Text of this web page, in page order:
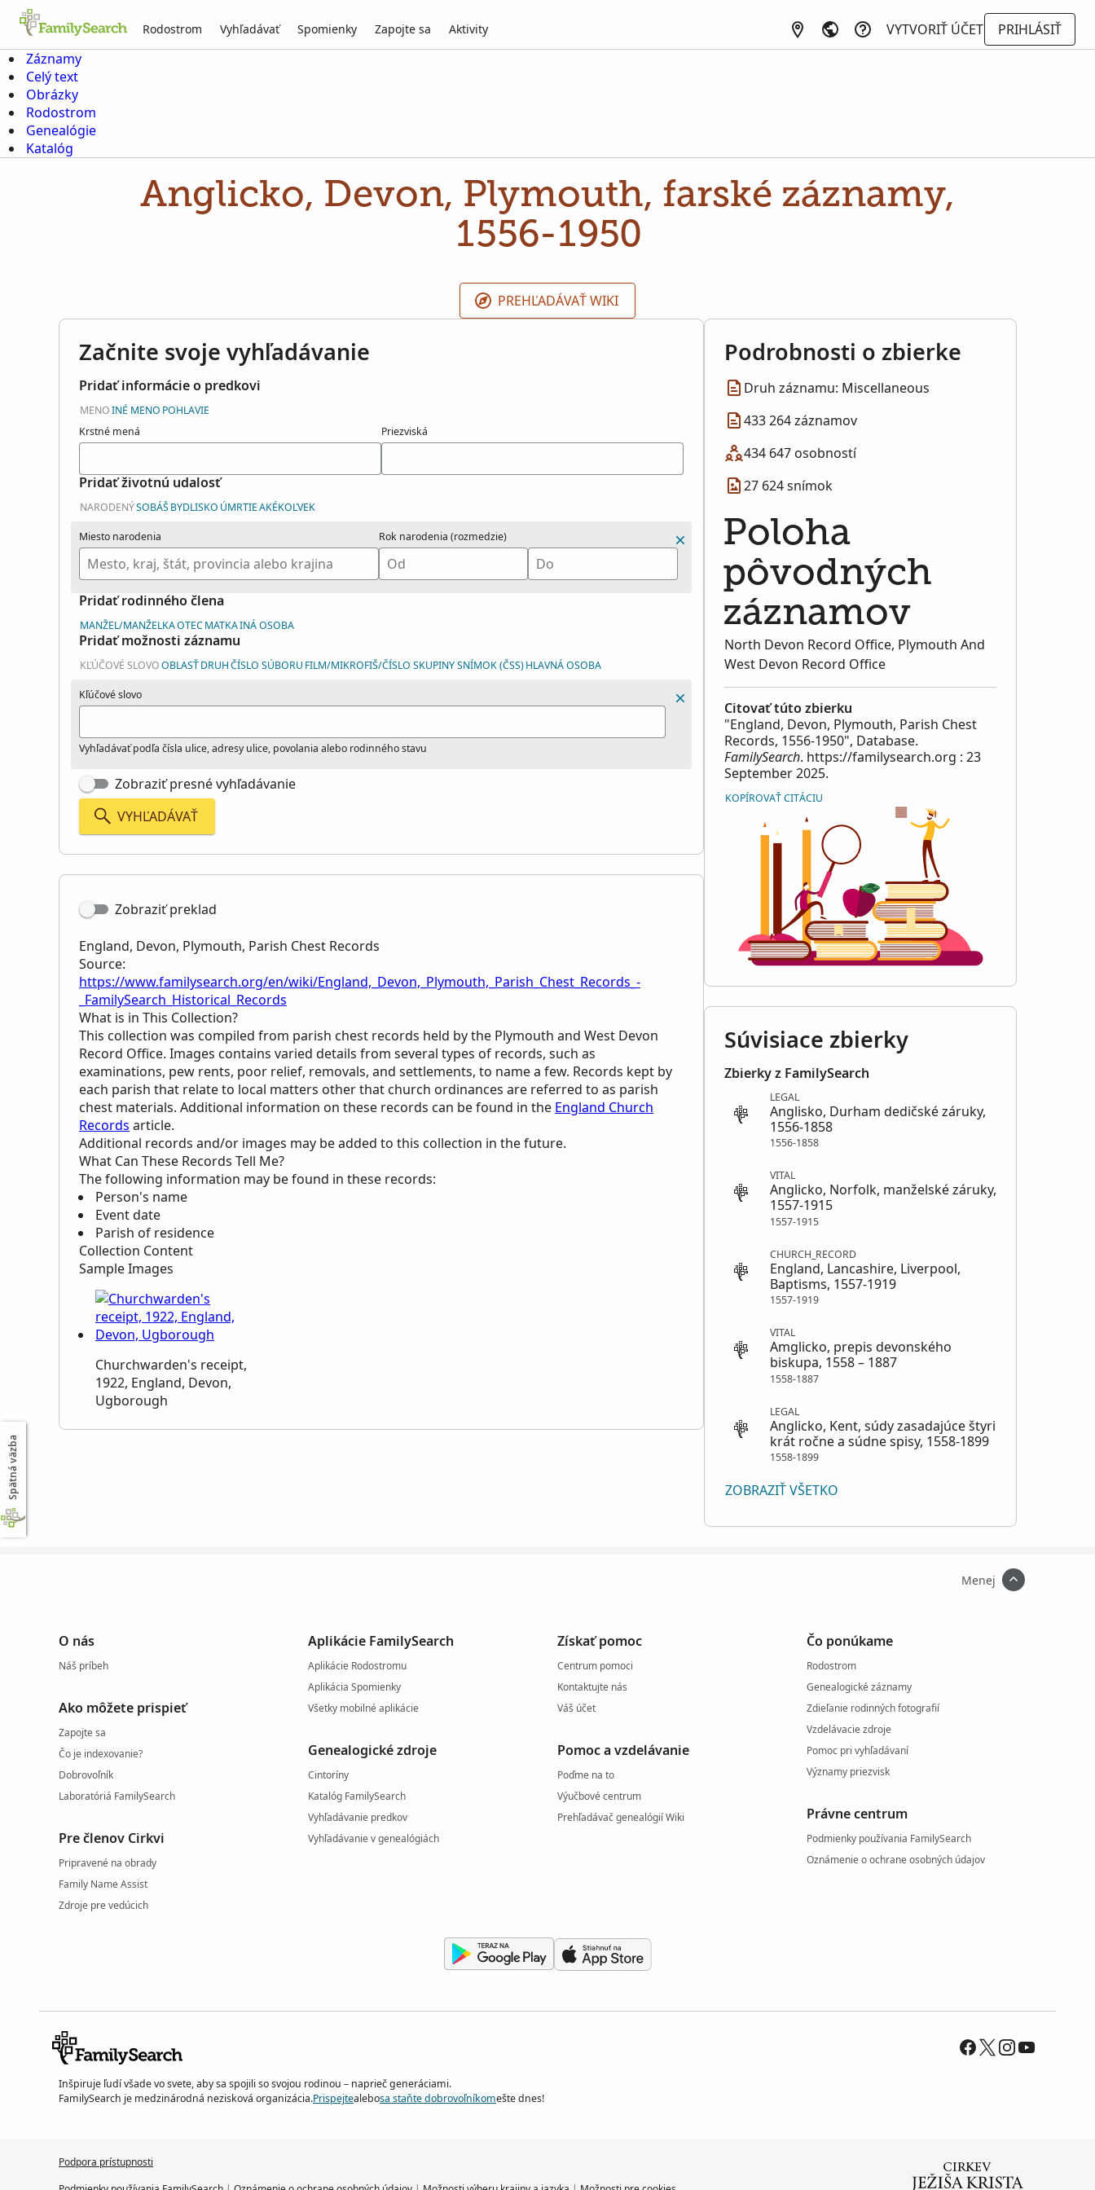
Rodostrom Vyhľadávať Spomienky Zapojte sa Aktivity VYTVORIŤ ÚČET
PRIHLÁSIŤ
Záznamy
Celý text
Obrázky
Rodostrom
Genealógie
Katalóg
Anglicko, Devon, Plymouth, farské záznamy,
1556-1950
PREHĽADÁVAŤ WIKI
Začnite svoje vyhľadávanie
Pridať informácie o predkovi
MENOINÉ MENO POHLAVIE
Krstné mená
Priezviská
Pridať životnú udalosť
NARODENÝSOBÁŠBYDLISKO ÚMRTIEAKÉKOĽVEK
Miesto narodenia Rok narodenia (rozmedzie)
Pridať rodinného člena
MANŽEL/MANŽELKAOTECMATKAINÁ OSOBA
Pridať možnosti záznamu
KĽÚČOVÉ SLOVOOBLASŤDRUHČÍSLO SÚBORU FILM/MIKROFIŠ/ČÍSLO SKUPINY SNÍMOK (ČSS)HLAVNÁ OSOBA
Kľúčové slovo
Vyhľadávať podľa čísla ulice, adresy ulice, povolania alebo rodinného stavu
Zobraziť presné vyhľadávanie
VYHĽADÁVAŤ
Zobraziť preklad
England, Devon, Plymouth, Parish Chest Records
Source:
https://www.familysearch.org/en/wiki/England,_Devon,_Plymouth,_Parish_Chest_Records_-
_FamilySearch_Historical_Records
What is in This Collection?
This collection was compiled from parish chest records held by the Plymouth and West Devon
Record Office. Images contains varied details from several types of records, such as
examinations, pew rents, poor relief, removals, and settlements, to name a few. Records kept by
each parish that relate to local matters other that church ordinances are referred to as parish
chest materials. Additional information on these records can be found in the England Church
Records article.
Additional records and/or images may be added to this collection in the future.
What Can These Records Tell Me?
The following information may be found in these records:
Person's name
Event date
Parish of residence
Collection Content
Sample Images
Churchwarden's receipt,
1922, England, Devon,
Ugborough
Podrobnosti o zbierke
Druh záznamu: Miscellaneous
433 264 záznamov
434 647 osobností
27 624 snímok
Poloha
pôvodných
záznamov
North Devon Record Office, Plymouth And
West Devon Record Office
Citovať túto zbierku
"England, Devon, Plymouth, Parish Chest
Records, 1556-1950", Database.
FamilySearch. https://familysearch.org : 23
September 2025.
KOPÍROVAŤ CITÁCIU
Súvisiace zbierky
Zbierky z FamilySearch
LEGAL
Anglisko, Durham dedičské záruky,
1556-1858
1556-1858
VITAL
Anglicko, Norfolk, manželské záruky,
1557-1915
1557-1915
CHURCH_RECORD
England, Lancashire, Liverpool,
Baptisms, 1557-1919
1557-1919
VITAL
Amglicko, prepis devonského
biskupa, 1558 – 1887
1558-1887
LEGAL
Anglicko, Kent, súdy zasadajúce štyri
krát ročne a súdne spisy, 1558-1899
1558-1899
ZOBRAZIŤ VŠETKO
Menej
O nás
Náš príbeh
Ako môžete prispieť
Zapojte sa
Čo je indexovanie?
Dobrovoľník
Laboratóriá FamilySearch
Pre členov Cirkvi
Pripravené na obrady
Family Name Assist
Zdroje pre vedúcich
Aplikácie FamilySearch
Aplikácie Rodostromu
Aplikácia Spomienky
Všetky mobilné aplikácie
Genealogické zdroje
Cintoríny
Katalóg FamilySearch
Vyhľadávanie predkov
Vyhľadávanie v genealógiách
Získať pomoc
Centrum pomoci
Kontaktujte nás
Váš účet
Pomoc a vzdelávanie
Poďme na to
Výučbové centrum
Prehľadávač genealógií Wiki
Čo ponúkame
Rodostrom
Genealogické záznamy
Zdieľanie rodinných fotografií
Vzdelávacie zdroje
Pomoc pri vyhľadávaní
Významy priezvisk
Právne centrum
Podmienky používania FamilySearch
Oznámenie o ochrane osobných údajov
Inšpiruje ľudí všade vo svete, aby sa spojili so svojou rodinou – naprieč generáciami.
FamilySearch je medzinárodná nezisková organizácia.Prispejtealebosa staňte dobrovoľníkomešte dnes!
Podpora prístupnosti
Spätná väzba